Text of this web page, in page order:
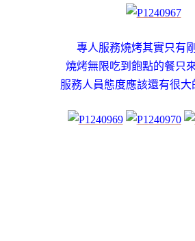
專人服務燒烤其實只有
燒烤無限吃到飽點的餐只
服務人員態度應該還有很大